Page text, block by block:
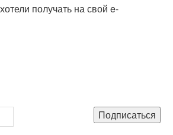
получать на свой e-
Подписаться